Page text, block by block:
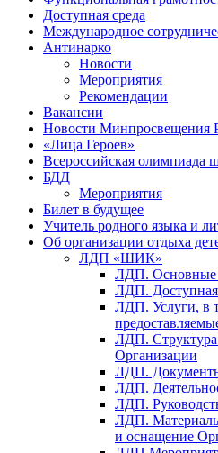
Доступная среда
Международное
Антинарко
Новости
Мероприятия
Рекомендации
Вакансии
Новости Минпросвещения
«Лица Героев»
Всероссийская олимпиада
БДД
Мероприятия
Билет в будущее
Учитель родного языка и
Об организации отдыха
ЛДП «ШИК»
ЛДП. Основные
ЛДП. Доступная
ЛДП. Услуги, в
ЛДП. Структура
Организации
ЛДП.
ЛДП.
ЛДП.
ЛДП.
и оснащение